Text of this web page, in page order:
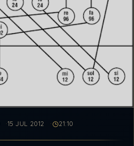
15 JUL 2012 21:10